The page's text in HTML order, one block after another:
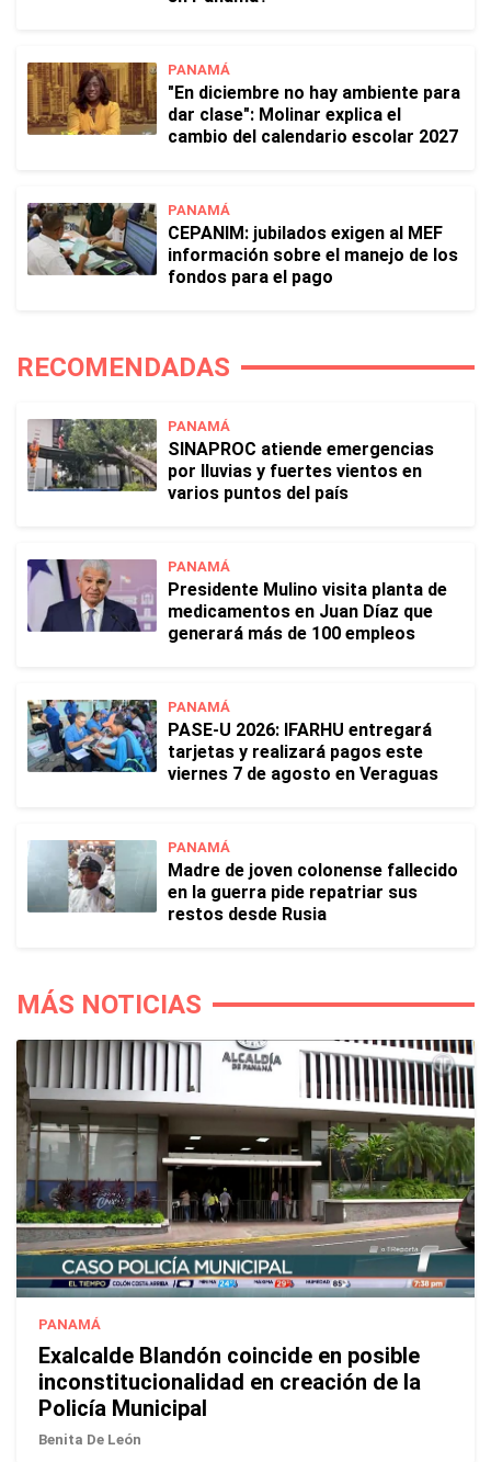
PANAMÁ
"En diciembre no hay ambiente para
dar clase": Molinar explica el
cambio del calendario escolar 2027
PANAMÁ
CEPANIM: jubilados exigen al MEF
información sobre el manejo de los
fondos para el pago
RECOMENDADAS
PANAMÁ
SINAPROC atiende emergencias
por lluvias y fuertes vientos en
varios puntos del país
PANAMÁ
Presidente Mulino visita planta de
medicamentos en Juan Díaz que
generará más de 100 empleos
PANAMÁ
PASE-U 2026: IFARHU entregará
tarjetas y realizará pagos este
viernes 7 de agosto en Veraguas
PANAMÁ
Madre de joven colonense fallecido
en la guerra pide repatriar sus
restos desde Rusia
MÁS NOTICIAS
PANAMÁ
Exalcalde Blandón coincide en posible
inconstitucionalidad en creación de la
Policía Municipal
Benita De León